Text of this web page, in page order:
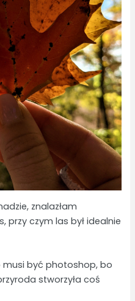
znalazłam
przy czym las był idealnie
musi być photoshop, bo
stworzyła coś